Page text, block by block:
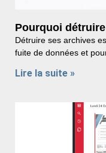
Pourquoi
Détruire ses archives
fuite de données et
Lire la suite »